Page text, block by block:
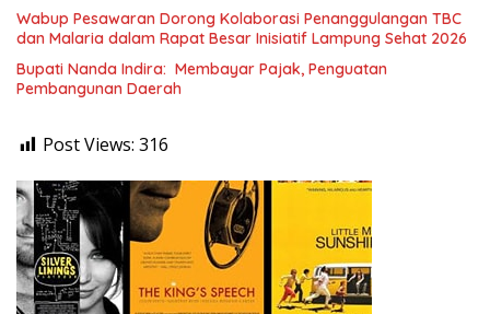
Wabup Pesawaran Dorong Kolaborasi Penanggulangan TBC
dan Malaria dalam Rapat Besar Inisiatif Lampung Sehat 2026
Bupati Nanda Indira: Membayar Pajak, Penguatan
Pembangunan Daerah
Post Views: 316